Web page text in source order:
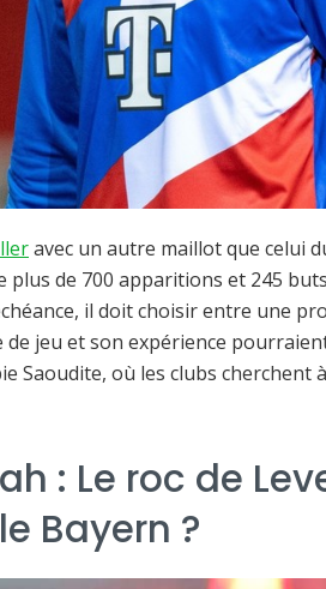
avec un autre maillot que celui
plus de 700 apparitions et 245
il doit choisir entre une
de jeu et son expérience
Saoudite, où les clubs
: Le roc de
Bayern ?